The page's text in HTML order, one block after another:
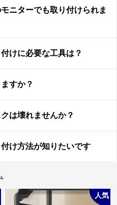
ニターでも取り付けられま
けに必要な工具は？
すか？
は壊れませんか？
け方法が知りたいです
人気